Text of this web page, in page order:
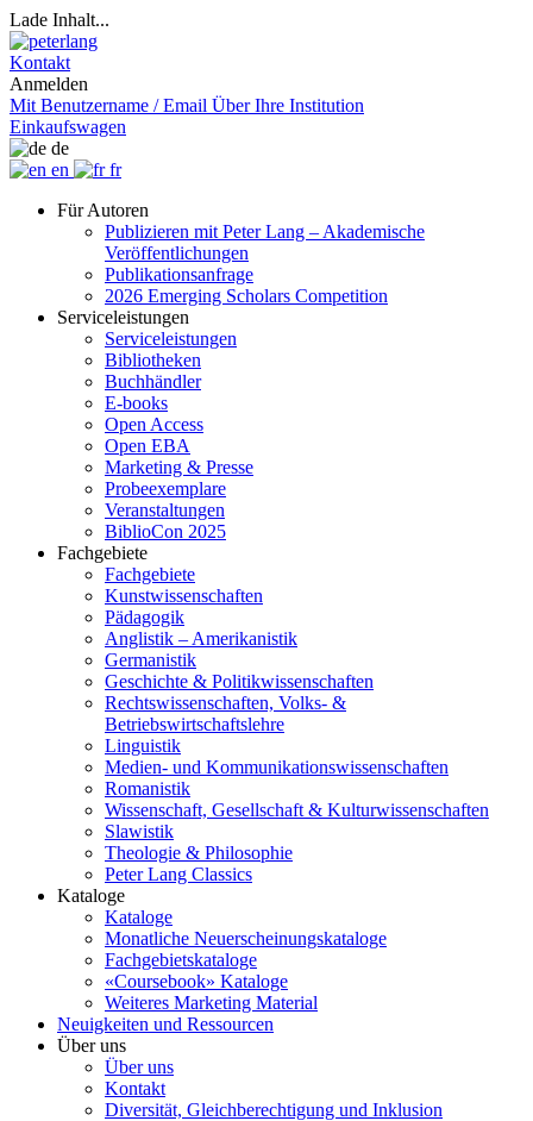
Lade Inhalt...
Kontakt
Anmelden
Mit Benutzername / Email Über Ihre Institution
Einkaufswagen
de
en
fr
Für Autoren
Publizieren mit Peter Lang – Akademische
Veröffentlichungen
Publikationsanfrage
2026 Emerging Scholars Competition
Serviceleistungen
Serviceleistungen
Bibliotheken
Buchhändler
E-books
Open Access
Open EBA
Marketing & Presse
Probeexemplare
Veranstaltungen
BiblioCon 2025
Fachgebiete
Fachgebiete
Kunstwissenschaften
Pädagogik
Anglistik – Amerikanistik
Germanistik
Geschichte & Politikwissenschaften
Rechtswissenschaften, Volks- &
Betriebswirtschaftslehre
Linguistik
Medien- und Kommunikationswissenschaften
Romanistik
Wissenschaft, Gesellschaft & Kulturwissenschaften
Slawistik
Theologie & Philosophie
Peter Lang Classics
Kataloge
Kataloge
Monatliche Neuerscheinungskataloge
Fachgebietskataloge
«Coursebook» Kataloge
Weiteres Marketing Material
Neuigkeiten und Ressourcen
Über uns
Über uns
Kontakt
Diversität, Gleichberechtigung und Inklusion